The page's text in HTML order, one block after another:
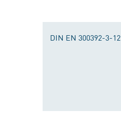
DIN EN 300392-3-12